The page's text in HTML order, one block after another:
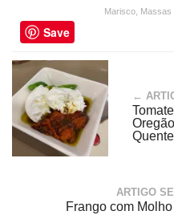
Marisco Massas
Save
←
ARTIGO
Frango com